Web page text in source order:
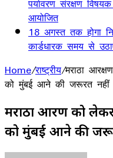
आयोजित
18 अगस्त तक होगा
कार्डधारक समय से
Home/राष्ट्रीय/मराठा
को मुंबई आने की जरूरत
मराठा आरक्षण को
को मुंबई आने की